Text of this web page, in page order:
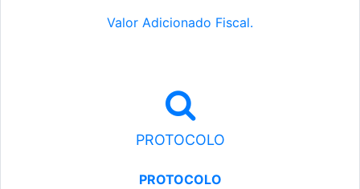
Valor Adicionado Fiscal.
PROTOCOLO
PROTOCOLO